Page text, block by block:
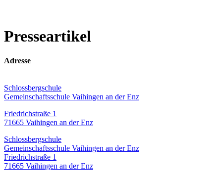
Presseartikel
Adresse
Schlossbergschule
Gemeinschaftsschule Vaihingen an der Enz
Friedrichstraße 1
71665 Vaihingen an der Enz
Schlossbergschule
Gemeinschaftsschule Vaihingen an der Enz
Friedrichstraße 1
71665 Vaihingen an der Enz